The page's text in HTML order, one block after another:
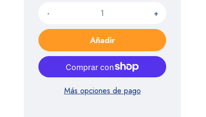
- +
Añadir
Más opciones de pago